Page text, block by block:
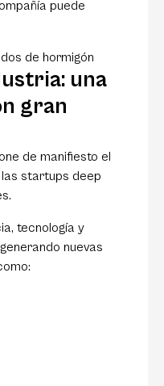
puede
de hormigón
una
gran
de manifiesto el
startups deep
tecnología y
nuevas